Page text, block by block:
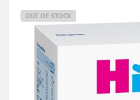
OUT OF STOCK